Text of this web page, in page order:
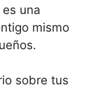
una
mismo
sobre tus